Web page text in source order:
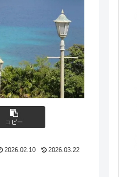
コピー
2026.02.10 2026.03.22